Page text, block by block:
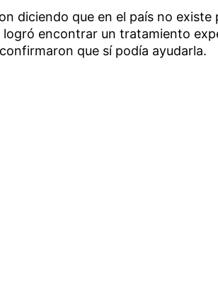
diciendo que en el país no existe
encontrar un tratamiento
que sí podía ayudarla.